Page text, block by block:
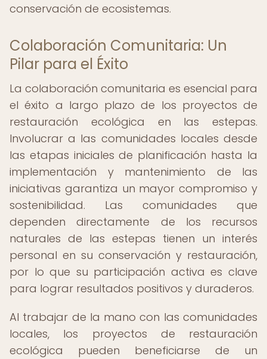
conservación de ecosistemas.
Colaboración Comunitaria: Un
Pilar para el Éxito
La colaboración comunitaria es esencial para
el éxito a largo plazo de los proyectos de
restauración ecológica en las estepas.
Involucrar a las comunidades locales desde
las etapas iniciales de planificación hasta la
implementación y mantenimiento de las
iniciativas garantiza un mayor compromiso y
sostenibilidad. Las comunidades que
dependen directamente de los recursos
naturales de las estepas tienen un interés
personal en su conservación y restauración,
por lo que su participación activa es clave
para lograr resultados positivos y duraderos.
Al trabajar de la mano con las comunidades
locales, los proyectos de restauración
ecológica pueden beneficiarse de un